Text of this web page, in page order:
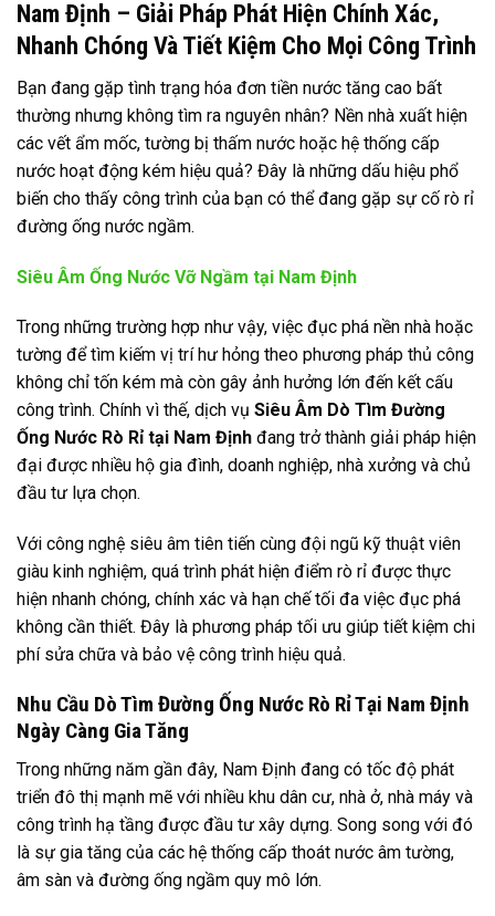
Nam Định – Giải Pháp Phát Hiện Chính Xác,
Nhanh Chóng Và Tiết Kiệm Cho Mọi Công Trình
Bạn đang gặp tình trạng hóa đơn tiền nước tăng cao bất
thường nhưng không tìm ra nguyên nhân? Nền nhà xuất hiện
các vết ẩm mốc, tường bị thấm nước hoặc hệ thống cấp
nước hoạt động kém hiệu quả? Đây là những dấu hiệu phổ
biến cho thấy công trình của bạn có thể đang gặp sự cố rò rỉ
đường ống nước ngầm.
Siêu Âm Ống Nước Vỡ Ngầm tại Nam Định
Trong những trường hợp như vậy, việc đục phá nền nhà hoặc
tường để tìm kiếm vị trí hư hỏng theo phương pháp thủ công
không chỉ tốn kém mà còn gây ảnh hưởng lớn đến kết cấu
công trình. Chính vì thế, dịch vụ Siêu Âm Dò Tìm Đường
Ống Nước Rò Rỉ tại Nam Định đang trở thành giải pháp hiện
đại được nhiều hộ gia đình, doanh nghiệp, nhà xưởng và chủ
đầu tư lựa chọn.
Với công nghệ siêu âm tiên tiến cùng đội ngũ kỹ thuật viên
giàu kinh nghiệm, quá trình phát hiện điểm rò rỉ được thực
hiện nhanh chóng, chính xác và hạn chế tối đa việc đục phá
không cần thiết. Đây là phương pháp tối ưu giúp tiết kiệm chi
phí sửa chữa và bảo vệ công trình hiệu quả.
Nhu Cầu Dò Tìm Đường Ống Nước Rò Rỉ Tại Nam Định
Ngày Càng Gia Tăng
Trong những năm gần đây, Nam Định đang có tốc độ phát
triển đô thị mạnh mẽ với nhiều khu dân cư, nhà ở, nhà máy và
công trình hạ tầng được đầu tư xây dựng. Song song với đó
là sự gia tăng của các hệ thống cấp thoát nước âm tường,
âm sàn và đường ống ngầm quy mô lớn.